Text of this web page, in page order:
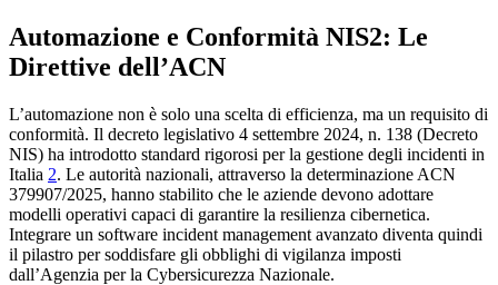
Automazione e Conformità NIS2: Le
Direttive dell’ACN
L’automazione non è solo una scelta di efficienza, ma un requisito di
conformità. Il decreto legislativo 4 settembre 2024, n. 138 (Decreto
NIS) ha introdotto standard rigorosi per la gestione degli incidenti in
Italia 2. Le autorità nazionali, attraverso la determinazione ACN
379907/2025, hanno stabilito che le aziende devono adottare
modelli operativi capaci di garantire la resilienza cibernetica.
Integrare un software incident management avanzato diventa quindi
il pilastro per soddisfare gli obblighi di vigilanza imposti
dall’Agenzia per la Cybersicurezza Nazionale.